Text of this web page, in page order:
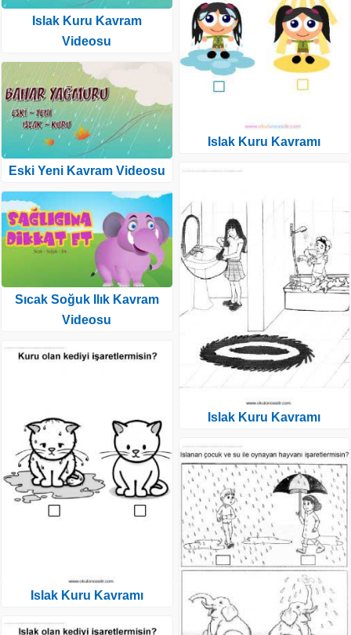
Islak Kuru Kavram
Videosu
Eski Yeni Kavram Videosu
Sıcak Soğuk Ilık Kavram
Videosu
Islak Kuru Kavramı
Islak Kuru Kavramı
Islak Kuru Kavramı